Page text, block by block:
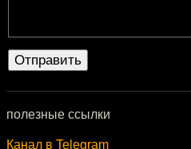
полезные ссылки
Канал в Telegram